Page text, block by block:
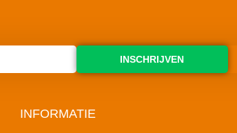
INSCHRIJVEN
INFORMATIE